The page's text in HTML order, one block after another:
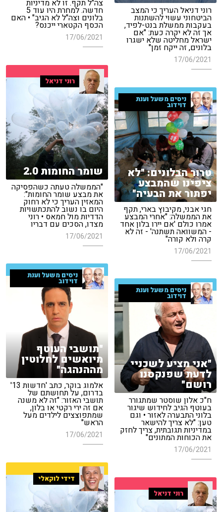
צה"ל תקף. זו לא מדיניות
חדשה. למחרת היו עוד 5
בלונים וצה"ל לא הגיב" • האם
הכסף הקטארי ייכנס?
17/06/2021
רוני דניאל העריך כי המצב
הביטחוני עשוי להשתנות
בעקבות ממשלת בנט-לפיד,
אך זה לא יקרה כעת: "אם
ישראל מחליטה שלא ישגרו
בלונים, זה ייקח זמן"
17/06/2021
רוני דניאל
שומר החומות 2.0
"הממשלה טעתה כשהפסיקה
את מבצע שומר החומות":
המאזין העריך כי לא רחוק
היום בו נשוב להתכתשויות
הדדיות מול חמאס • רוני
מצדו, הסכים עם דבריו
17/06/2021
ניסים משעל וענת
דוידוב
טרור הבלונים: "לא
ציפינו שהמבצע
יפתור את הבעיה"
חגי אבני, מקיבוץ בארי, תקף
את הממשלה: "אחרי המבצע
אמרו כולם 'אם יירו בלון אחד
- המשוואה תשתנה' - זה לא
קרה ולא קורה"
17/06/2021
ניסים משעל וענת
דוידוב
"תושבי העוטף
מיואשים לחלוטין
מההנהגה"
אלמוג בוקר, כתב 'חדשות 13'
בדרום, על תחושתם של
תושבי האזור: "זה לא משנה
אם זה ירי רקטי או בלון,
שמתפוצצים לילדים מעל
הראש"
17/06/2021
ניסים משעל וענת
דוידוב
"אני מציע לשכניי
לדעת שפנקסנו
רושם"
ח"כ אלון שוסטר שמתגורר
בעוטף הגיב לחידוש שיגור
בלוני התבערה לאזור • וגם
טען: "לא צריך להישאר
במדיניות תגובתית, צריך לחזק
את הכוחות המתונים"
17/06/2021
דידי לוקאלי
רוני דניאל